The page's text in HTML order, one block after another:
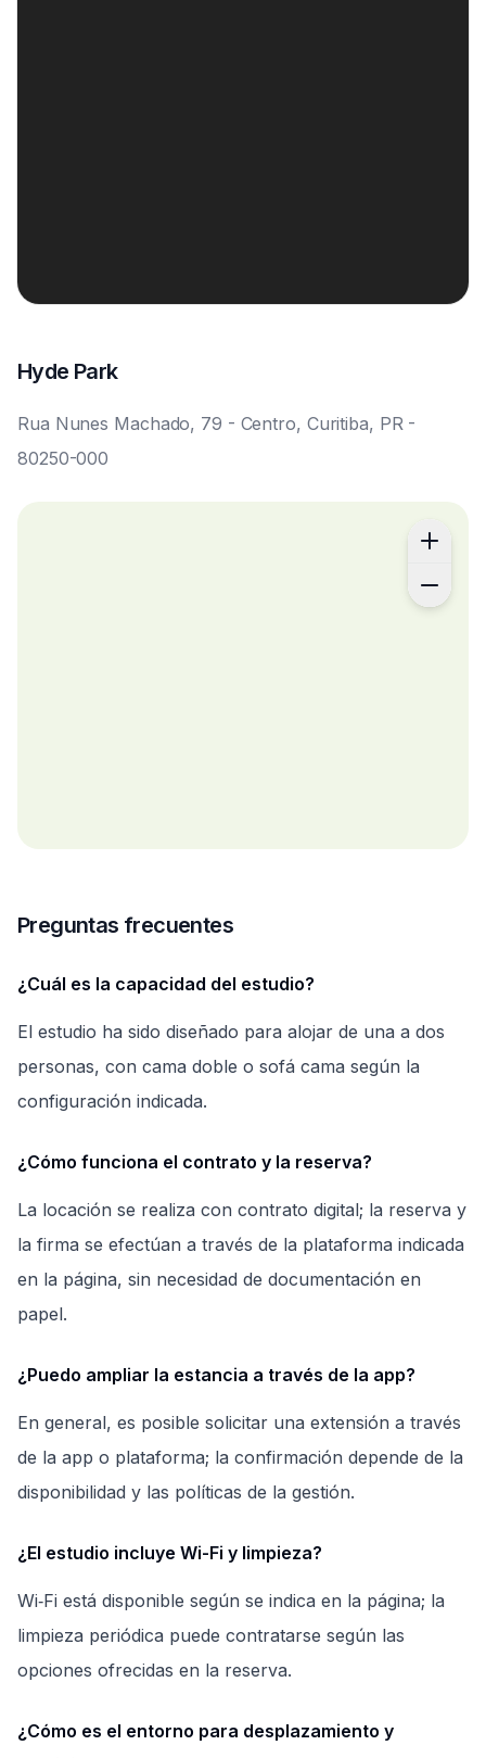
Hyde Park
Rua Nunes Machado, 79 - Centro, Curitiba, PR -
80250-000
Preguntas frecuentes
¿Cuál es la capacidad del estudio?
El estudio ha sido diseñado para alojar de una a dos
personas, con cama doble o sofá cama según la
configuración indicada.
¿Cómo funciona el contrato y la reserva?
La locación se realiza con contrato digital; la reserva y
la firma se efectúan a través de la plataforma indicada
en la página, sin necesidad de documentación en
papel.
¿Puedo ampliar la estancia a través de la app?
En general, es posible solicitar una extensión a través
de la app o plataforma; la confirmación depende de la
disponibilidad y las políticas de la gestión.
¿El estudio incluye Wi-Fi y limpieza?
Wi‑Fi está disponible según se indica en la página; la
limpieza periódica puede contratarse según las
opciones ofrecidas en la reserva.
¿Cómo es el entorno para desplazamiento y